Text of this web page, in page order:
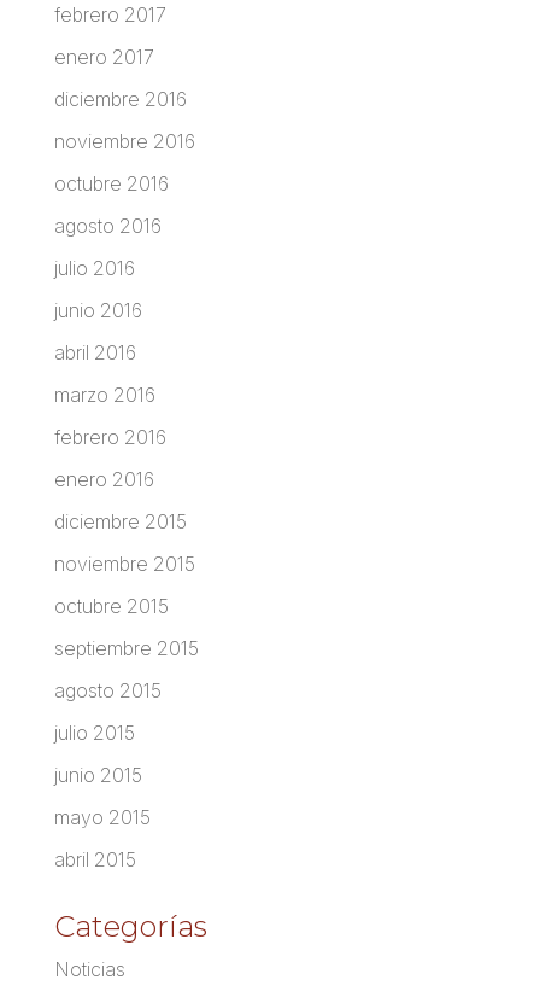
febrero 2017
enero 2017
diciembre 2016
noviembre 2016
octubre 2016
agosto 2016
julio 2016
junio 2016
abril 2016
marzo 2016
febrero 2016
enero 2016
diciembre 2015
noviembre 2015
octubre 2015
septiembre 2015
agosto 2015
julio 2015
junio 2015
mayo 2015
abril 2015
Categorías
Noticias